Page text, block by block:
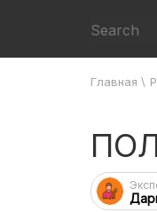
Главная \